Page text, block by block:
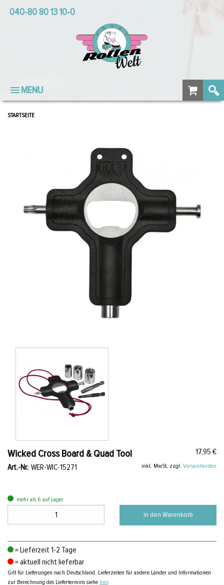
040-80 80 13 10-0
MENU
STARTSEITE
Wicked Cross Board & Quad Tool
17,95 €
Art.-Nr.: WER-WIC-15271 inkl. MwSt, zzgl. Versandkosten
mehr als 6 auf Lager
in den Warenkorb
= Lieferzeit 1-2 Tage
= aktuell nicht lieferbar
Gilt für Lieferungen nach Deutschland. Lieferzeiten für andere Länder und Informationen
zur Berechnung des Liefertermins siehe hier.